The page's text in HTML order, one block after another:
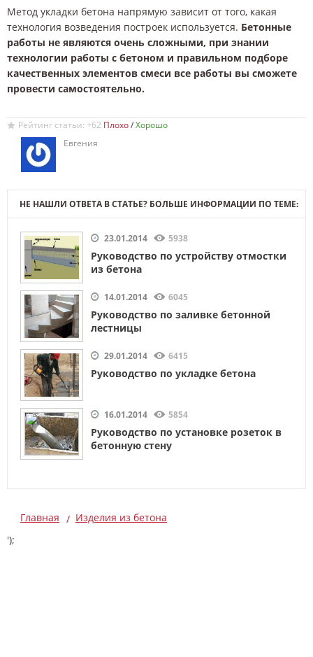
Метод укладки бетона напрямую зависит от того, какая
технология возведения построек используется. Бетонные
работы не являются очень сложными, при знании
технологии работы с бетоном и правильном подборе
качественных элементов смеси все работы вы сможете
провести самостоятельно.
Рейтинг статьи: +62
/
Евгения
НЕ НАШЛИ ОТВЕТА В СТАТЬЕ? БОЛЬШЕ ИНФОРМАЦИИ ПО ТЕМЕ:
23.01.2014 5938
Руководство по устройству отмостки
из бетона
14.01.2014 6045
Руководство по заливке бетонной
лестницы
29.01.2014 6415
Руководство по укладке бетона
16.01.2014 5854
Руководство по установке розеток в
бетонную стену
Главная
Изделия из бетона
');